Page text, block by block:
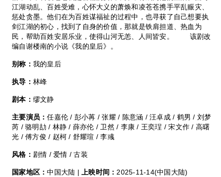
江湖动乱、百姓受难，心怀大义的萧焕和凌苍苍携手平乱赈灾、
惩处贪墨。他们在为百姓谋福祉的过程中，也寻获了自己想要执
剑江湖的初心，找到了自身的价值，那就是铁肩担道、热血为
民，帮助百姓安居乐业，使得山河无恙、人间皆安。 该剧改
编自谢楼南的小说《我的皇后》。
别称： 我的皇后
执导： 林峰
剧本： 缪文静
主要演员：任嘉伦 / 彭小苒 / 张耀 / 陈意涵 / 汪卓成 / 鹤男 / 刘梦
芮 / 骆明劼 / 林静 / 薛亦伦 / 卫然 / 李康 / 王奕珵 / 宋文作 / 高曙
光 / 傅方俊 / 赵柯 / 舒耀瑄 / 李彧
风格： 剧情 / 爱情 / 古装
国家地区：中国大陆 |上映时间：2025-11-14(中国大陆)